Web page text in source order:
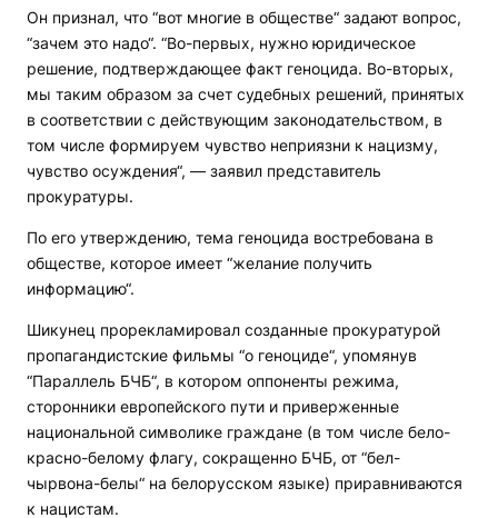
Он признал, что “вот многие в обществе“ задают вопрос,
“зачем это надо“. “Во-первых, нужно юридическое
решение, подтверждающее факт геноцида. Во-вторых,
мы таким образом за счет судебных решений, принятых
в соответствии с действующим законодательством, в
том числе формируем чувство неприязни к нацизму,
чувство осуждения“, — заявил представитель
прокуратуры.
По его утверждению, тема геноцида востребована в
обществе, которое имеет “желание получить
информацию“.
Шикунец прорекламировал созданные прокуратурой
пропагандистские фильмы “о геноциде“, упомянув
“Параллель БЧБ“, в котором оппоненты режима,
сторонники европейского пути и приверженные
национальной символике граждане (в том числе бело-
красно-белому флагу, сокращенно БЧБ, от “бел-
чырвона-белы“ на белорусском языке) приравниваются
к нацистам.